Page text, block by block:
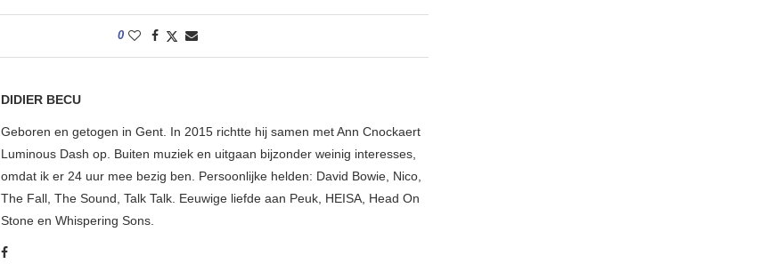
0
DIDIER BECU
Geboren en getogen in Gent. In 2015 richtte hij samen met Ann Cnockaert
Luminous Dash op. Buiten muziek en uitgaan bijzonder weinig interesses,
omdat ik er 24 uur mee bezig ben. Persoonlijke helden: David Bowie, Nico,
The Fall, The Sound, Talk Talk. Eeuwige liefde aan Peuk, HEISA, Head On
Stone en Whispering Sons.